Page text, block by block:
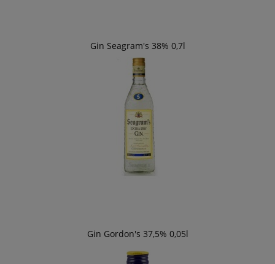
Gin Seagram's 38% 0,7l
Gin Gordon's 37,5% 0,05l